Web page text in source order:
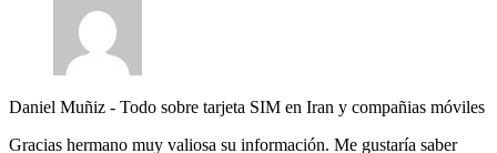
Daniel Muñiz - Todo sobre tarjeta SIM en Iran y compañias móviles
Gracias hermano muy valiosa su información. Me gustaría saber